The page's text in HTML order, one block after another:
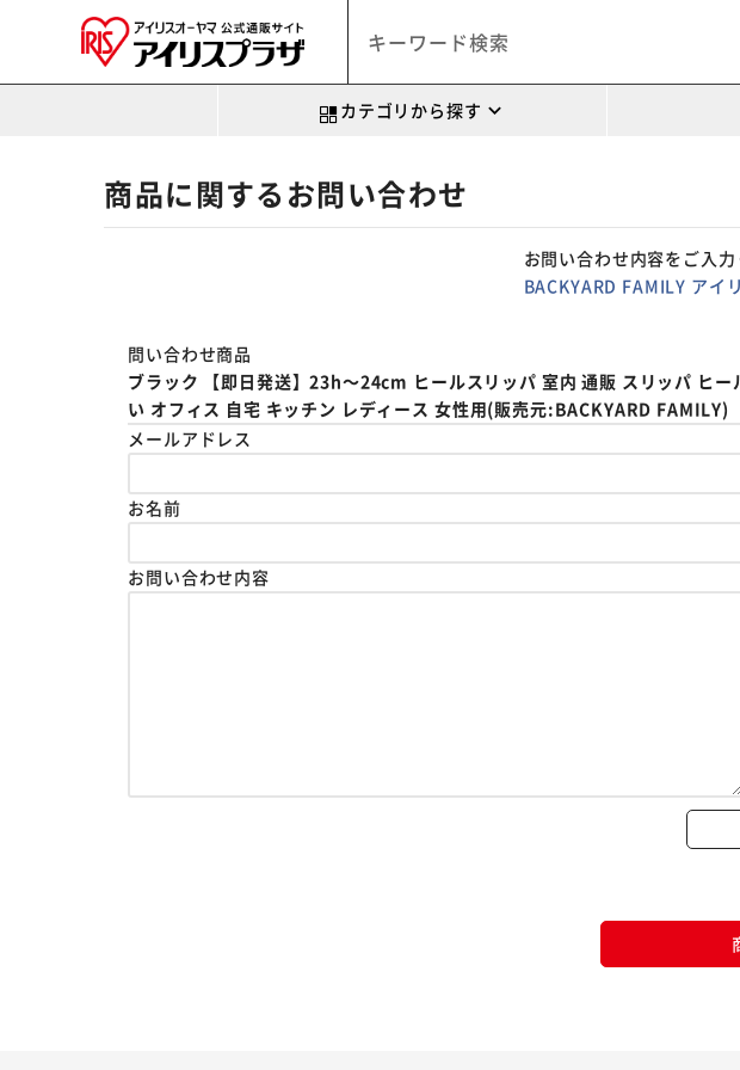
カテゴリから探す
商品に関するお問い合わせ
お問い合わせ内容をご入力
BACKYARD FAMILY アイ
問い合わせ商品
ブラック 【即日発送】23h～24cm ヒールスリッパ 室内 通販 スリッパ ヒ
い オフィス 自宅 キッチン レディース 女性用(販売元:BACKYARD FAMILY)
メールアドレス
お名前
お問い合わせ内容
カートに入れ